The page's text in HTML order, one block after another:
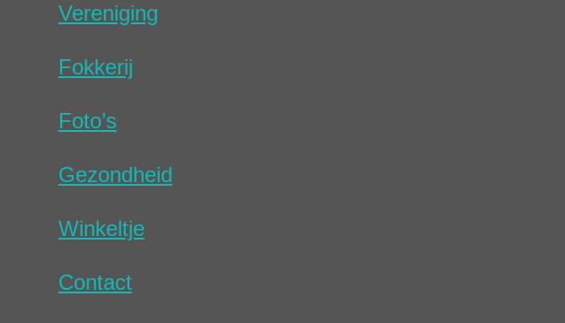
Vereniging
Fokkerij
Foto’s
Gezondheid
Winkeltje
Contact